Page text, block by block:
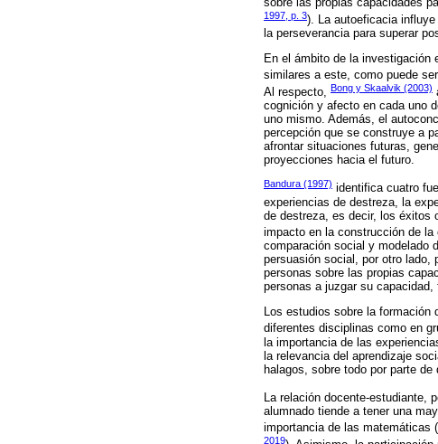
sobre las propias capacidades
1997, p. 3). La autoeficacia
la perseverancia para superar
En el ámbito de la investigación
similares a este, como puede
Al respecto, Bong y Skaalvik (2003)
cognición y afecto en cada uno
uno mismo. Además, el
percepción que se construye a
afrontar situaciones futuras,
proyecciones hacia el futuro.
Bandura (1997) identifica cuatro
experiencias de destreza, la
de destreza, es decir, los éxitos
impacto en la construcción de
comparación social y modelado
persuasión social, por otro lado,
personas sobre las propias
personas a juzgar su
Los estudios sobre la formación
diferentes disciplinas como en
la importancia de las
la relevancia del aprendizaje
halagos, sobre todo por parte
La relación docente-estudiante,
alumnado tiende a tener una
importancia de las matemáticas (
2019